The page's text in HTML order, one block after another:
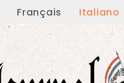
Français Italiano